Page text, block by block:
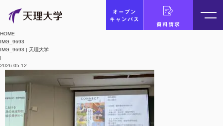
オープン
キャンパス
資料請求
HOME
IMG_9693
IMG_9693 | 天理大学
|
2026.05.12